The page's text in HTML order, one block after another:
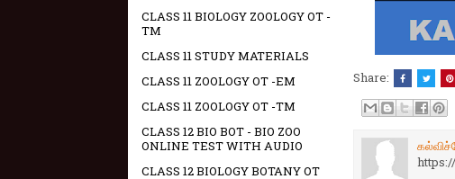
Share:
CLASS 11 BIOLOGY ZOOLOGY OT -
TM
CLASS 11 STUDY MATERIALS
CLASS 11 ZOOLOGY OT -EM
CLASS 11 ZOOLOGY OT -TM
CLASS 12 BIO BOT - BIO ZOO
ONLINE TEST WITH AUDIO
CLASS 12 BIOLOGY BOTANY OT